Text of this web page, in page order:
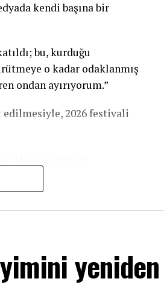
kendi başına bir
bu, kurduğu
o kadar odaklanmış
ondan ayırıyorum.”
edilmesiyle, 2026 festivali
ve yeni trendlerin
üzere bir araya geldi.
ibaret olduğunu
Rivierası’nda
yeniden